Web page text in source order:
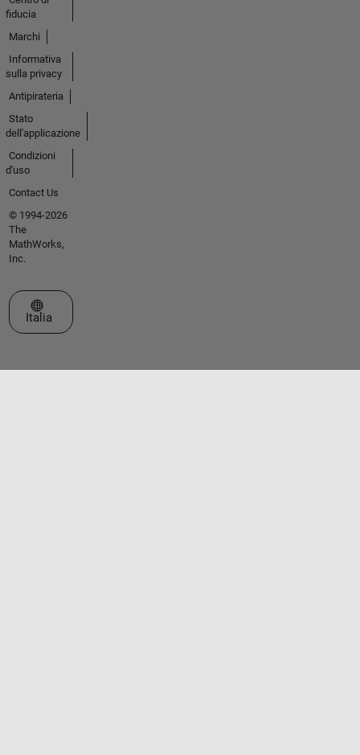
fiducia
Marchi
Informativa
sulla privacy
Antipirateria
Stato
dell'applicazione
Condizioni
d'uso
Contact Us
© 1994-2026
The
MathWorks,
Inc.
Seleziona un sito web
Italia